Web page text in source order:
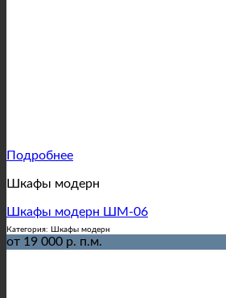
Подробнее
Шкафы модерн
Шкафы модерн ШМ-06
Категория: Шкафы модерн
от 19 000 р. п.м.